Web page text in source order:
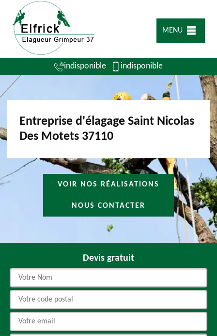
MENU
indisponible indisponible
Entreprise d'élagage Saint Nicolas
Des Motets 37110
VOIR NOS RÉALISATIONS
NOUS CONTACTER
Devis gratuit